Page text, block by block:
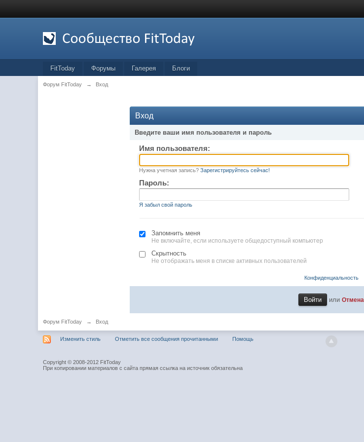
FitToday Форумы Галерея Блоги
Форум FitToday → Вход
Вход
Введите ваши имя пользователя и пароль
Имя пользователя:
Нужна учетная запись? Зарегистрируйтесь сейчас!
Пароль:
Я забыл свой пароль
Запомнить меня
Не включайте, если используете общедоступный компьютер
Скрытность
Не отображать меня в списке активных пользователей
Конфиденциальность
илиОтмена
Форум FitToday → Вход
Изменить стиль Отметить все сообщения прочитанными Помощь
Copyright © 2008-2012 FitToday
При копировании материалов с сайта прямая ссылка на источник обязательна